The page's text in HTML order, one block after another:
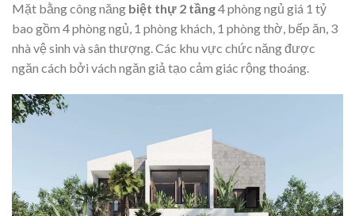
Mặt bằng công năng biệt thự 2 tầng4 phòng ngủ giá 1 tỷ
bao gồm 4 phòng ngủ, 1 phòng khách, 1 phòng thờ, bếp ăn, 3
nhà vệ sinh và sân thượng. Các khu vực chức năng được
ngăn cách bởi vách ngăn giả tạo cảm giác rộng thoáng.